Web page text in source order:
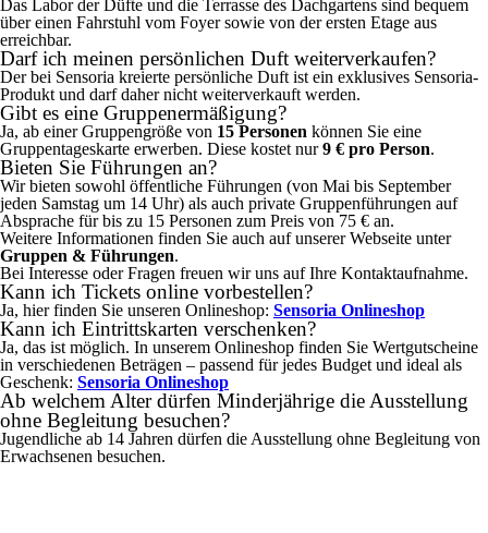
Das Labor der Düfte und die Terrasse des Dachgartens sind bequem
über einen Fahrstuhl vom Foyer sowie von der ersten Etage aus
erreichbar.
Darf ich meinen persönlichen Duft weiterverkaufen?
Der bei Sensoria kreierte persönliche Duft ist ein exklusives Sensoria-
Produkt und darf daher nicht weiterverkauft werden.
Gibt es eine Gruppenermäßigung?
Ja, ab einer Gruppengröße von 15 Personen können Sie eine
Gruppentageskarte erwerben. Diese kostet nur9 € pro Person.
Bieten Sie Führungen an?
Wir bieten sowohl öffentliche Führungen (von Mai bis September
jeden Samstag um 14 Uhr) als auch private Gruppenführungen auf
Absprache für bis zu 15 Personen zum Preis von 75 € an.
Weitere Informationen finden Sie auch auf unserer Webseite unter
Gruppen & Führungen.
Bei Interesse oder Fragen freuen wir uns auf Ihre Kontaktaufnahme.
Kann ich Tickets online vorbestellen?
Ja, hier finden Sie unseren Onlineshop: Sensoria Onlineshop
Kann ich Eintrittskarten verschenken?
Ja, das ist möglich. In unserem Onlineshop finden Sie Wertgutscheine
in verschiedenen Beträgen – passend für jedes Budget und ideal als
Geschenk: Sensoria Onlineshop
Ab welchem Alter dürfen Minderjährige die Ausstellung
ohne Begleitung besuchen?
Jugendliche ab 14 Jahren dürfen die Ausstellung ohne Begleitung von
Erwachsenen besuchen.